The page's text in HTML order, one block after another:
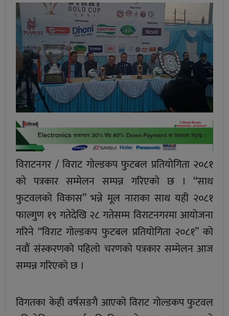
विराटनगर / विराट गाेल्डकप फुटबल प्रतियोगिता २०८१
काे पत्रकार सम्मेलन सम्पन्न गरिएको छ । “साथ
फुटवलको विकास” भन्ने मूल नाराका साथ यही २०८१
फाल्गुण १९ गतेदेखि २८ गतेसम्म विराटनगरमा आयोजना
गरिने “विराट गोल्डकप फुटबल प्रतियोगिता २०८१” को
नवौं संस्करणको पहिलो चरणको पत्रकार सम्मेलन आज
सम्पन्न गरिएको छ ।
विगतका केही वर्षसङगै आएको विराट गोल्डकप फुटवल